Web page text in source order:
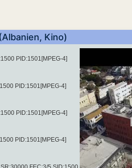
Kino)
PID:1501[MPEG-4]
PID:1501[MPEG-4]
PID:1501[MPEG-4]
PID:1501[MPEG-4]